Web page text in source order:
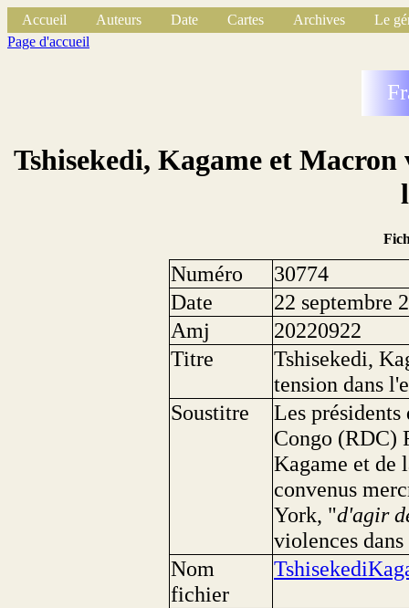
Accueil Auteurs Date Cartes Archives
Le
Page d'accueil
Tshisekedi, Kagame et
Numéro
30774
Date
22 septembre
Amj
20220922
Titre
Tshisekedi,
tension dans
Soustitre
Les
Congo (RDC)
Kagame et de
convenus
York, "d'agir
violences
Nom
fichier